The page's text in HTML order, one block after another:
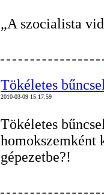
„A szocialista
Tökéletes
2010-03-09 15:17:59
Tökéletes
homokszemként
gépezetbe?!